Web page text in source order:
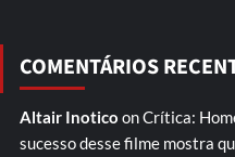
COMENTÁRIOS
Altair Inotico onCrítica:
sucesso desse filme mostra